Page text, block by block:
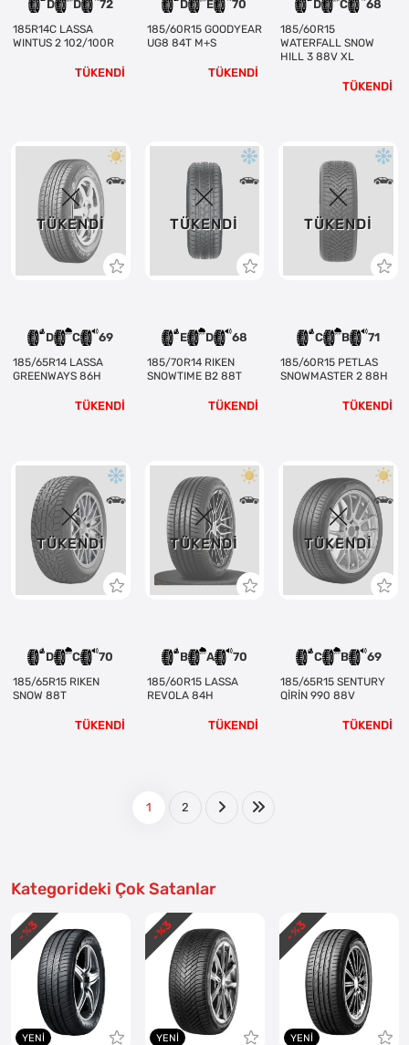
D D 72
185R14C LASSA
WINTUS 2 102/100R
TÜKENDİ
D E 70
185/60R15 GOODYEAR
UG8 84T M+S
TÜKENDİ
D C 68
185/60R15
WATERFALL SNOW
HILL 3 88V XL
TÜKENDİ
TÜKENDI
D C 69
185/65R14 LASSA
GREENWAYS 86H
TÜKENDİ
TÜKENDI
E D 68
185/70R14 RIKEN
SNOWTIME B2 88T
TÜKENDİ
TÜKENDI
C B 71
185/60R15 PETLAS
SNOWMASTER 2 88H
TÜKENDİ
TÜKENDI
D C 70
185/65R15 RIKEN
SNOW 88T
TÜKENDİ
TÜKENDI
B A 70
185/60R15 LASSA
REVOLA 84H
TÜKENDİ
TÜKENDI
C B 69
185/65R15 SENTURY
QİRİN 990 88V
TÜKENDİ
1 2
Kategorideki Çok Satanlar
YENI
- %
3
YENI
- %
3
YENI
- %
3